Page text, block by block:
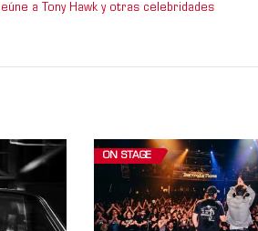
a Tony Hawk y otras celebridades
ON STAGE